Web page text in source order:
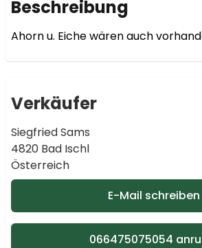
Beschreibung
Ahorn u. Eiche wären auch
Verkäufer
Siegfried Sams
4820 Bad Ischl
Österreich
E-Mail schreiben
066475075054